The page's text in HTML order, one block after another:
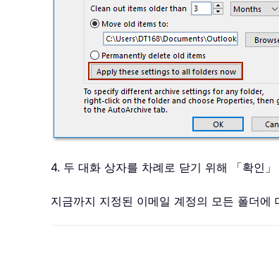
4. 두 대화 상자를 차례로 닫기 위해 「확인」
지금까지 지정된 이메일 계정의 모든 폴더에